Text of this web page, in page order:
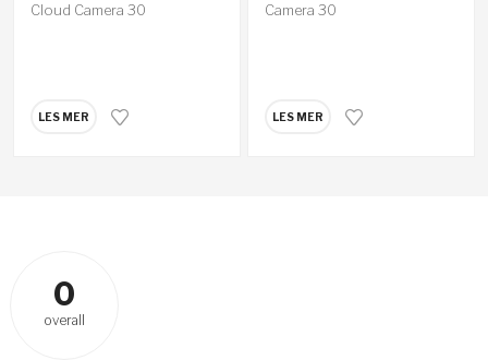
Cloud Camera 30
LES MER
Camera 30
LES MER
0
overall